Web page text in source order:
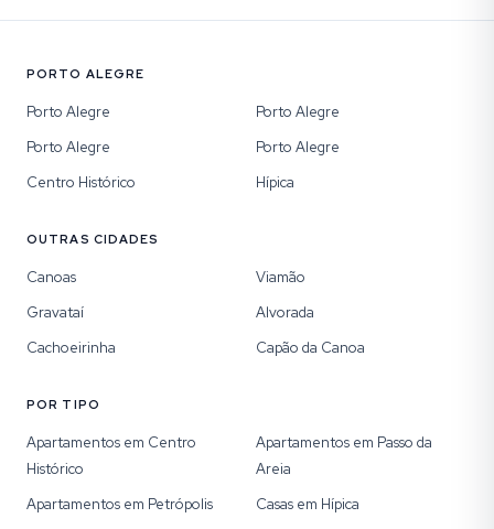
PORTO ALEGRE
Porto Alegre
Porto Alegre
Porto Alegre
Porto Alegre
Centro Histórico
Hípica
OUTRAS CIDADES
Canoas
Viamão
Gravataí
Alvorada
Cachoeirinha
Capão da Canoa
POR TIPO
Apartamentos em Centro
Histórico
Apartamentos em Passo da
Areia
Apartamentos em Petrópolis
Casas em Hípica